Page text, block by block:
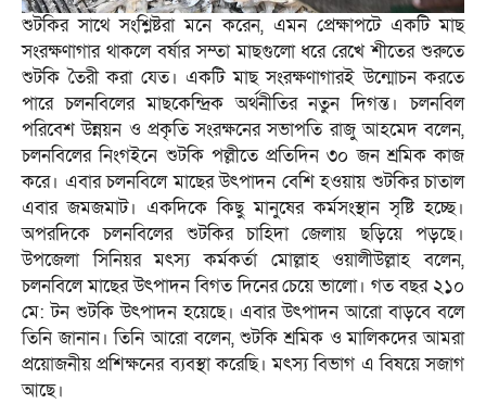
শুটকির সাথে সংশ্লিষ্টরা মনে করেন, এমন প্রেক্ষাপটে একটি মাছ
সংরক্ষণাগার থাকলে বর্ষার সম্তা মাছগুলো ধরে রেখে শীতের শুরুতে
শুটকি তৈরী করা যেত। একটি মাছ সংরক্ষণাগারই উন্মোচন করতে
পারে চলনবিলের মাছকেন্দ্রিক অর্থনীতির নতুন দিগন্ত। চলনবিল
পরিবেশ উন্নয়ন ও প্রকৃতি সংরক্ষনের সভাপতি রাজু আহমেদ বলেন,
চলনবিলের নিংগইনে শুটকি পল্লীতে প্রতিদিন ৩০ জন শ্রমিক কাজ
করে। এবার চলনবিলে মাছের উৎপাদন বেশি হওয়ায় শুটকির চাতাল
এবার জমজমাট। একদিকে কিছু মানুষের কর্মসংস্থান সৃষ্টি হচ্ছে।
অপরদিকে চলনবিলের শুটকির চাহিদা জেলায় ছড়িয়ে পড়ছে।
উপজেলা সিনিয়র মৎস্য কর্মকর্তা মোল্লাহ ওয়ালীউল্লাহ বলেন,
চলনবিলে মাছের উৎপাদন বিগত দিনের চেয়ে ভালো। গত বছর ২১০
মে: টন শুটকি উৎপাদন হয়েছে। এবার উৎপাদন আরো বাড়বে বলে
তিনি জানান। তিনি আরো বলেন, শুটকি শ্রমিক ও মালিকদের আমরা
প্রয়োজনীয় প্রশিক্ষনের ব্যবস্থা করেছি। মৎস্য বিভাগ এ বিষয়ে সজাগ
আছে।